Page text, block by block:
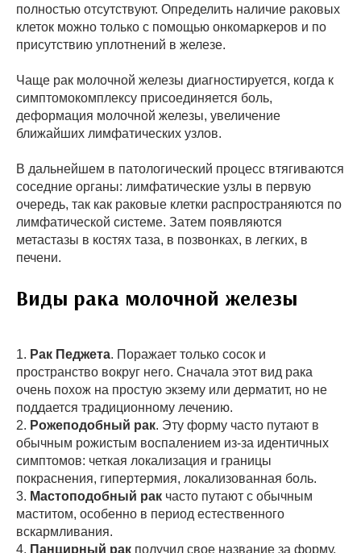
полностью отсутствуют. Определить наличие раковых
клеток можно только с помощью онкомаркеров и по
присутствию уплотнений в железе.
Чаще рак молочной железы диагностируется, когда к
симптомокомплексу присоединяется боль,
деформация молочной железы, увеличение
ближайших лимфатических узлов.
В дальнейшем в патологический процесс втягиваются
соседние органы: лимфатические узлы в первую
очередь, так как раковые клетки распространяются по
лимфатической системе. Затем появляются
метастазы в костях таза, в позвонках, в легких, в
печени.
Виды рака молочной железы
1. Рак Педжета. Поражает только сосок и
пространство вокруг него. Сначала этот вид рака
очень похож на простую экзему или дерматит, но не
поддается традиционному лечению.
2. Рожеподобный рак. Эту форму часто путают в
обычным рожистым воспалением из-за идентичных
симптомов: четкая локализация и границы
покраснения, гипертермия, локализованная боль.
3. Мастоподобный рак часто путают с обычным
маститом, особенно в период естественного
вскармливания.
4. Панцирный рак получил свое название за форму,